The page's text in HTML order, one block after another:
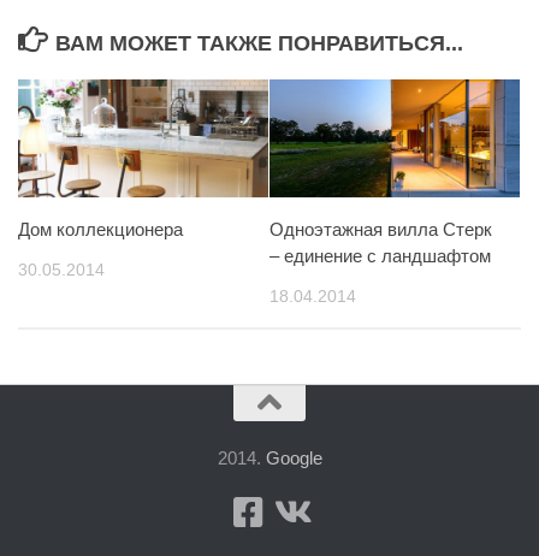
ВАМ МОЖЕТ ТАКЖЕ ПОНРАВИТЬСЯ...
Дом коллекционера
30.05.2014
Одноэтажная вилла Стерк
– единение с ландшафтом
18.04.2014
2014. Google